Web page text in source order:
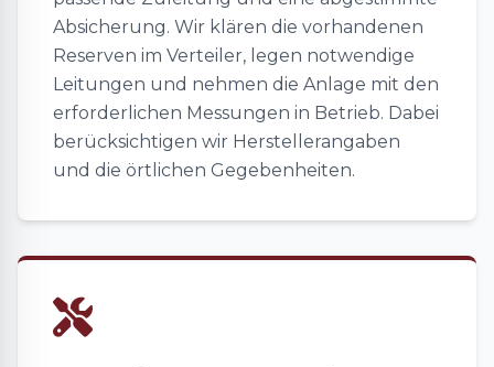
Absicherung. Wir klären die vorhandenen
Reserven im Verteiler, legen notwendige
Leitungen und nehmen die Anlage mit den
erforderlichen Messungen in Betrieb. Dabei
berücksichtigen wir Herstellerangaben
und die örtlichen Gegebenheiten.